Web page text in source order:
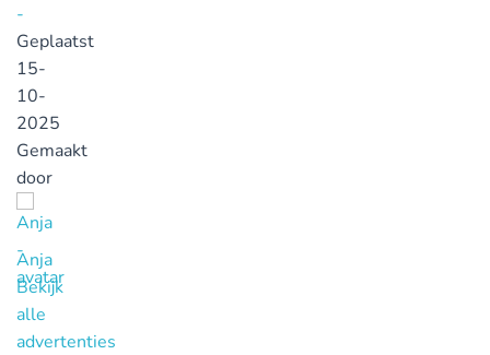
-
Geplaatst
15-
10-
2025
Gemaakt
door
Anja
Bekijk
alle
advertenties